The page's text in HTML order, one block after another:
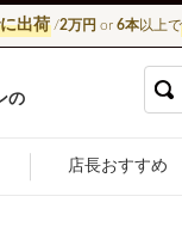
出荷/2万円 or 6本以上で
ョップ カーヴ・ド
の
店長おすすめ